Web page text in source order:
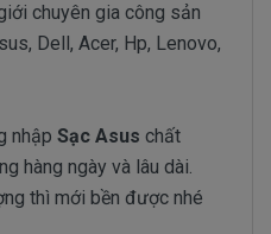
chuyên gia công sản
Dell, Acer, Hp, Lenovo,
nhập Sạc Asus chất
hàng ngày và lâu dài.
thì mới bền được nhé